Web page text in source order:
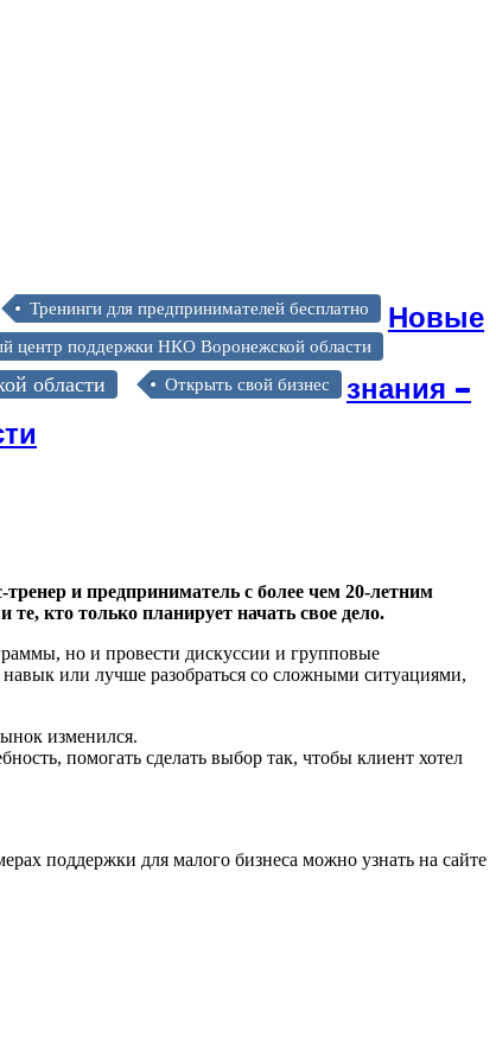
Тренинги для предпринимателей бесплатно
центр поддержки НКО Воронежской области
области Открыть свой бизнес
Новые
знания –
и предприниматель с более чем 20-летним
кто только планирует начать свое дело.
но и провести дискуссии и групповые
или лучше разобраться со сложными ситуациями,
изменился.
помогать сделать выбор так, чтобы клиент хотел
поддержки для малого бизнеса можно узнать на сайте